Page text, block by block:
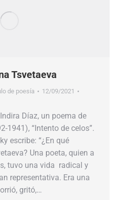
Tsvetaeva
de poesía
12/09/2021
Díaz, un poema de
1941), “Intento de celos”.
escribe: “¿En qué
Una poeta, quien a
tuvo una vida radical y
representativa. Era una
gritó,…